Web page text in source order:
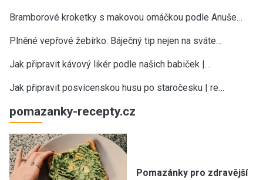
Bramborové kroketky s makovou omáčkou podle Anuše…
Plněné vepřové žebírko: Báječný tip nejen na sváte…
Jak připravit kávový likér podle našich babiček |…
Jak připravit posvícenskou husu po staročesku | re…
pomazanky-recepty.cz
Pomazánky pro zdravější